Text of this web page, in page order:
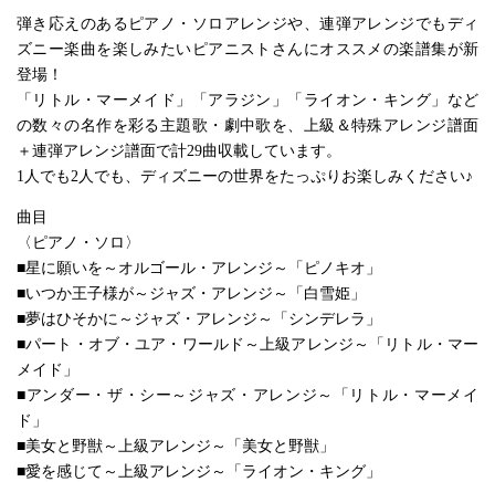
弾き応えのあるピアノ・ソロアレンジや、連弾アレンジでもディ
ズニー楽曲を楽しみたいピアニストさんにオススメの楽譜集が新
登場！
「リトル・マーメイド」「アラジン」「ライオン・キング」など
の数々の名作を彩る主題歌・劇中歌を、上級＆特殊アレンジ譜面
＋連弾アレンジ譜面で計29曲収載しています。
1人でも2人でも、ディズニーの世界をたっぷりお楽しみください♪
曲目
〈ピアノ・ソロ〉
■星に願いを～オルゴール・アレンジ～「ピノキオ」
■いつか王子様が～ジャズ・アレンジ～「白雪姫」
■夢はひそかに～ジャズ・アレンジ～「シンデレラ」
■パート・オブ・ユア・ワールド～上級アレンジ～「リトル・マー
メイド」
■アンダー・ザ・シー～ジャズ・アレンジ～「リトル・マーメイ
ド」
■美女と野獣～上級アレンジ～「美女と野獣」
■愛を感じて～上級アレンジ～「ライオン・キング」